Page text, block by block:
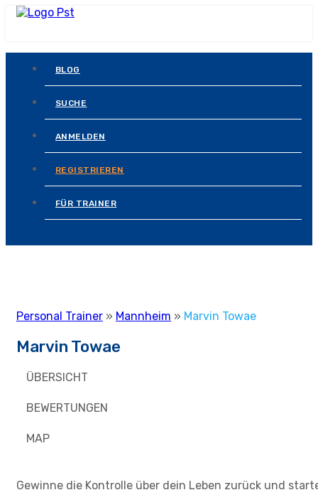
BLOG
SUCHE
ANMELDEN
REGISTRIEREN
FÜR TRAINER
Personal Trainer » Mannheim » Marvin Towae
Marvin Towae
ÜBERSICHT
BEWERTUNGEN
MAP
Gewinne die Kontrolle über dein Leben zurück und